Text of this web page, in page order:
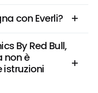
con Everli?
By Red Bull,
non è
istruzioni